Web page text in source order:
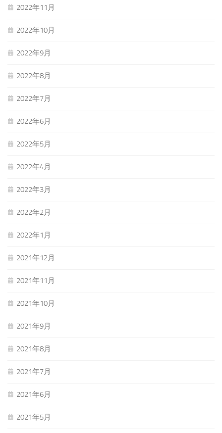
2022年11月
2022年10月
2022年9月
2022年8月
2022年7月
2022年6月
2022年5月
2022年4月
2022年3月
2022年2月
2022年1月
2021年12月
2021年11月
2021年10月
2021年9月
2021年8月
2021年7月
2021年6月
2021年5月